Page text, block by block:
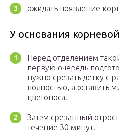
ожидать появление
У основания
Перед отделением
первую очередь
нужно срезать детку с
полностью, а оставить
цветоноса.
Затем срезанный
течение 30 минут.